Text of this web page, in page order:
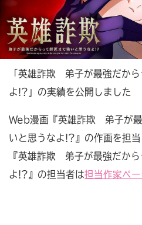
「英雄詐欺 弟子が最強だか
よ!?」の実績を公開しました
Web漫画『英雄詐欺 弟子が
いと思うなよ!?』の作画を担当
『英雄詐欺 弟子が最強だか
よ!?』の担当者は担当作家ペー